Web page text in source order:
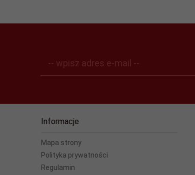
-- wpisz adres e-mail --
Informacje
Mapa strony
Polityka prywatności
Regulamin